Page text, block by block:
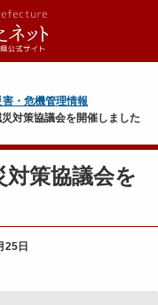
害・危機管理情報
対策協議会を開催しました
策協議会を
25日